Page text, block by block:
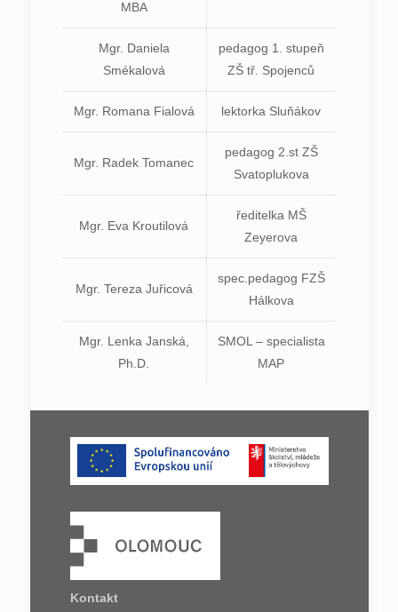
MBA
Mgr. Daniela
Smékalová
pedagog 1. stupeň
ZŠ tř. Spojenců
Mgr. Romana Fialová lektorka Sluňákov
Mgr. Radek Tomanec
pedagog 2.st ZŠ
Svatoplukova
Mgr. Eva Kroutilová
ředitelka MŠ
Zeyerova
Mgr. Tereza Juřicová
spec.pedagog FZŠ
Hálkova
Mgr. Lenka Janská,
Ph.D.
SMOL – specialista
MAP
Kontakt